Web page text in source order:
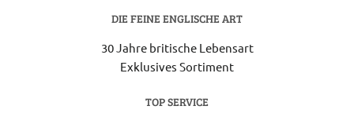
DIE FEINE ENGLISCHE ART
30 Jahre britische Lebensart
Exklusives Sortiment
TOP SERVICE